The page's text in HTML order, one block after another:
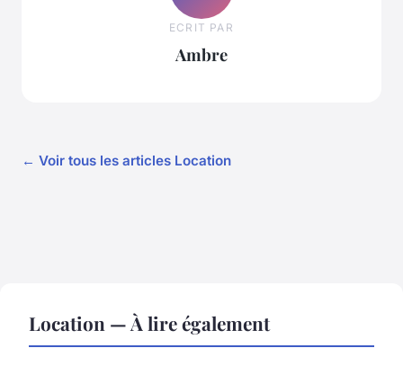
ECRIT PAR
Ambre
← Voir tous les articles Location
Location — À lire également